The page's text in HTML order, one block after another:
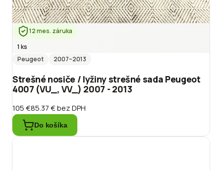
12 mes. záruka
1 ks
Peugeot
2007–2013
Strešné nosiče / lyžiny strešné sada Peugeot
4007 (VU_, VV_) 2007 - 2013
105 €85.37 €bez DPH
Do košíka